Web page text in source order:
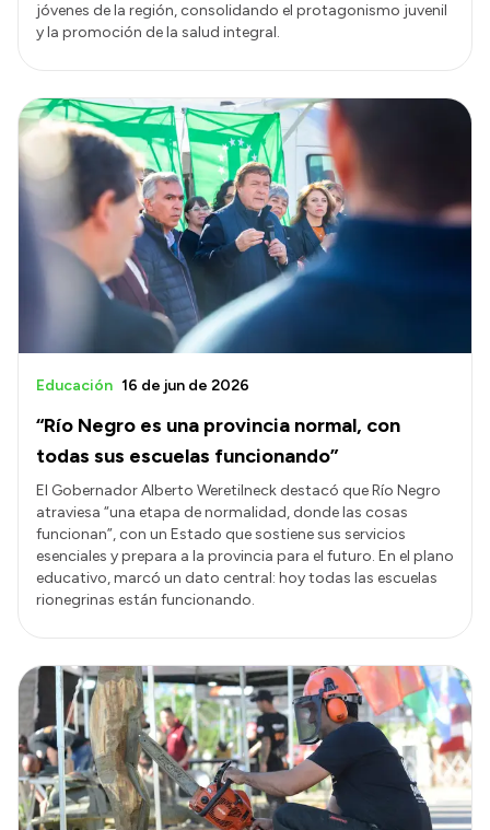
jóvenes de la región, consolidando el protagonismo juvenil
y la promoción de la salud integral.
“Río Negro es una provincia normal, con
todas sus escuelas funcionando”
Educación 16 de jun de 2026
El Gobernador Alberto Weretilneck destacó que Río Negro
atraviesa “una etapa de normalidad, donde las cosas
funcionan”, con un Estado que sostiene sus servicios
esenciales y prepara a la provincia para el futuro. En el plano
educativo, marcó un dato central: hoy todas las escuelas
rionegrinas están funcionando.